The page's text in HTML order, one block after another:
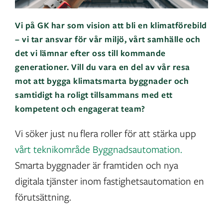
Vi på GK har som vision att bli en klimatförebild
– vi tar ansvar för vår miljö, vårt samhälle och
det vi lämnar efter oss till kommande
generationer. Vill du vara en del av vår resa
mot att bygga klimatsmarta byggnader och
samtidigt ha roligt tillsammans med ett
kompetent och engagerat team?
Vi söker just nu flera roller för att stärka upp
vårt teknikområde Byggnadsautomation.
Smarta byggnader är framtiden och nya
digitala tjänster inom fastighetsautomation en
förutsättning.